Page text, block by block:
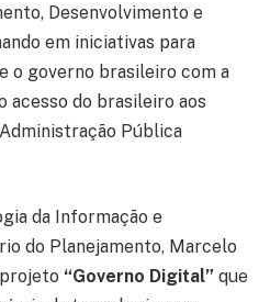
Desenvolvimento e
em iniciativas para
o governo brasileiro com a
acesso do brasileiro aos
Pública
da Informação e
do Planejamento, Marcelo
“Governo Digital” que